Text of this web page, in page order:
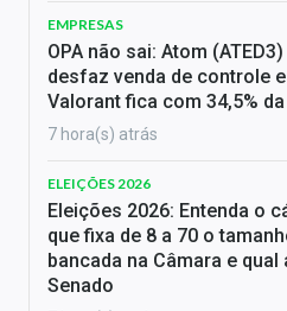
EMPRESAS
OPA não sai: Atom (ATED3)
desfaz venda de controle e
Valorant fica com 34,5%
7 hora(s) atrás
ELEIÇÕES 2026
Eleições 2026: Entenda o
que fixa de 8 a 70 o
bancada na Câmara e
Senado